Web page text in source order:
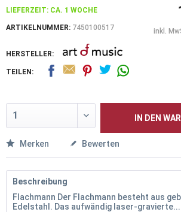
LIEFERZEIT: CA. 1 WOCHE
ARTIKELNUMMER: 7450100517
HERSTELLER:
inkl.
TEILEN:
IN DEN
Merken Bewerten
Beschreibung
Flachmann Der Flachmann besteht aus
Edelstahl. Das aufwändig laser-gravierte...